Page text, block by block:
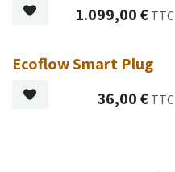
1.099,00€ TTC
Ecoflow Smart Plug
36,00€ TTC